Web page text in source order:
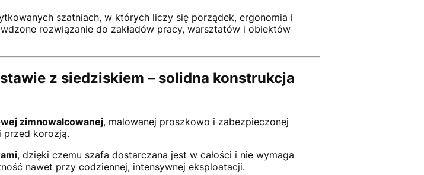
szatniach, w których liczy się porządek, ergonomia i
rozwiązanie do zakładów pracy, warsztatów i obiektów
z siedziskiem – solidna konstrukcja
zimnowalcowanej, malowanej proszkowo i zabezpieczonej
przed korozją.
, dzięki czemu szafa dostarczana jest w całości i nie wymaga
nawet przy codziennej, intensywnej eksploatacji.